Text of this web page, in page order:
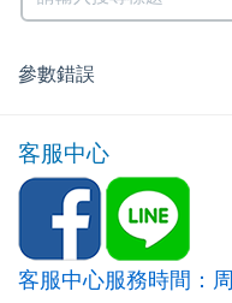
參數錯誤
客服中心
客服中心服務時間：